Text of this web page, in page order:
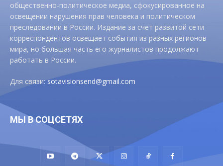
общественно-политическое медиа, сфокусированное на
освещении нарушения прав человека и политическом
преследовании в России. Издание за счет развитой сети
корреспондентов освещает события из разных регионов
мира, но большая часть его журналистов продолжают
работать в России.
Для связи:sotavisionsend@gmail.com
МЫ В СОЦСЕТЯХ